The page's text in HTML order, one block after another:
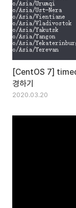
[CentOS 7]
경하기
2020.03.20